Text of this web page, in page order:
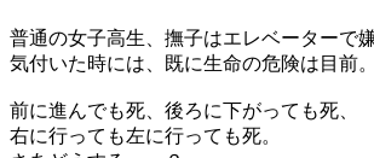
普通の女子高生、撫子はエレベーターで
気付いた時には、既に生命の危険は目前。
前に進んでも死、後ろに下がっても死、
右に行っても左に行っても死。